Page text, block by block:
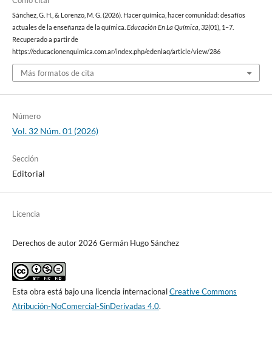
Sánchez, G. H., & Lorenzo, M. G. (2026). Hacer química, hacer comunidad: desafíos
actuales de la enseñanza de la química. Educación En La Química 32(01), 1–7.
Recuperado a partir de
https://educacionenquimica.com.ar/index.php/edenlaq/article/view/286
Más formatos de cita
Número
Vol. 32 Núm. 01 (2026)
Sección
Editorial
Licencia
Derechos de autor 2026 Germán Hugo Sánchez
Esta obra está bajo una licencia internacionalCreative Commons
Atribución-NoComercial-SinDerivadas 4.0.